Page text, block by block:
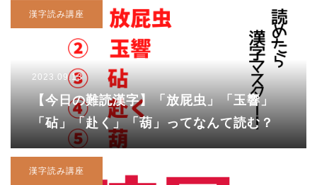
漢字読み講座
2023.09.13
【今日の難読漢字】「放屁虫」「玉響」
「砧」「赴く」「葫」ってなんて読む？
漢字読み講座